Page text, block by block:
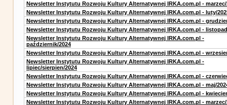
Newsletter Instytutu Rozwoju Kultury Alternatywnej IRKA.com.pl - marzec/
Newsletter Instytutu Rozwoju Kultury Alternatywnej IRKA.com.pl - luty/
Newsletter Instytutu Rozwoju Kultury Alternatywnej IRKA.com.pl -
Newsletter Instytutu Rozwoju Kultury Alternatywnej IRKA.com.pl -
Newsletter Instytutu Rozwoju Kultury Alternatywnej IRKA.com.pl -
październik/2024
Newsletter Instytutu Rozwoju Kultury Alternatywnej IRKA.com.pl -
Newsletter Instytutu Rozwoju Kultury Alternatywnej IRKA.com.pl -
lipiec/sierpien/2024
Newsletter Instytutu Rozwoju Kultury Alternatywnej IRKA.com.pl -
Newsletter Instytutu Rozwoju Kultury Alternatywnej IRKA.com.pl - maj/
Newsletter Instytutu Rozwoju Kultury Alternatywnej IRKA.com.pl -
Newsletter Instytutu Rozwoju Kultury Alternatywnej IRKA.com.pl - marzec/